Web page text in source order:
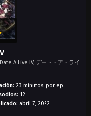
A Live IV, デート・ア・ライ
23 minutos. por ep.
12
abril 7, 2022